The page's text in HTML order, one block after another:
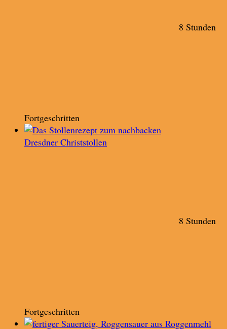
8 Stunden
Fortgeschritten
Dresdner Christstollen
8 Stunden
Fortgeschritten